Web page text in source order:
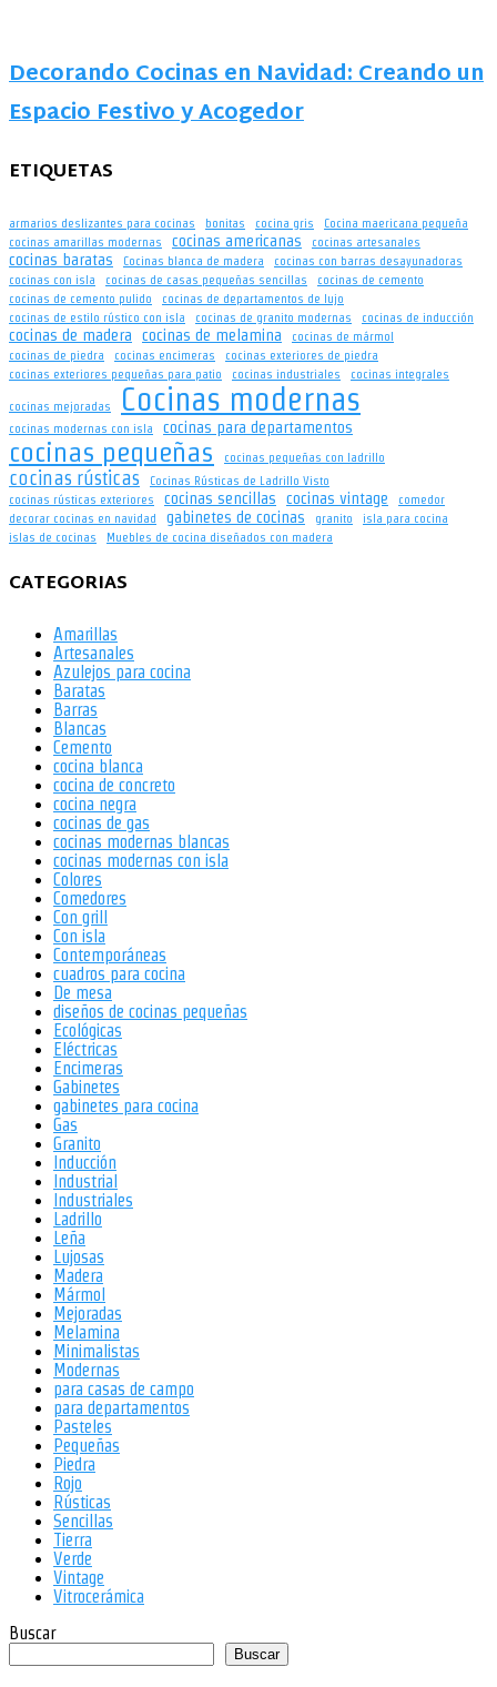
Decorando Cocinas en Navidad: Creando un
Espacio Festivo y Acogedor
ETIQUETAS
armarios deslizantes para cocinas bonitas cocina gris
Cocina maericana pequeña
cocinas amarillas modernas
cocinas americanas cocinas artesanales
cocinas baratas Cocinas blanca de madera
cocinas con barras desayunadoras
cocinas con isla
cocinas de casas pequeñas sencillas
cocinas de cemento
cocinas de cemento pulido
cocinas de departamentos de lujo
cocinas de estilo rústico con isla
cocinas de granito modernas cocinas de inducción
cocinas de madera cocinas de melamina
cocinas de mármol
cocinas de piedra
cocinas encimeras
cocinas exteriores de piedra
cocinas exteriores pequeñas para patio
cocinas industriales cocinas integrales
cocinas mejoradas Cocinas modernas
cocinas modernas con isla cocinas para departamentos
cocinas pequeñas cocinas pequeñas con ladrillo
cocinas rústicas
Cocinas Rústicas de Ladrillo Visto
cocinas rústicas exteriores
cocinas sencillas cocinas vintage
comedor
decorar cocinas en navidad
gabinetes de cocinas granito
isla para cocina
islas de cocinas
Muebles de cocina diseñados con madera
CATEGORIAS
Amarillas
Artesanales
Azulejos para cocina
Baratas
Barras
Blancas
Cemento
cocina blanca
cocina de concreto
cocina negra
cocinas de gas
cocinas modernas blancas
cocinas modernas con isla
Colores
Comedores
Con grill
Con isla
Contemporáneas
cuadros para cocina
De mesa
diseños de cocinas pequeñas
Ecológicas
Eléctricas
Encimeras
Gabinetes
gabinetes para cocina
Gas
Granito
Inducción
Industrial
Industriales
Ladrillo
Leña
Lujosas
Madera
Mármol
Mejoradas
Melamina
Minimalistas
Modernas
para casas de campo
para departamentos
Pasteles
Pequeñas
Piedra
Rojo
Rústicas
Sencillas
Tierra
Verde
Vintage
Vitrocerámica
Buscar
Buscar